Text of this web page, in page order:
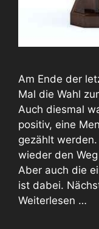
Am Ende der
Mal die Wahl
Auch diesmal
positiv, eine
gezählt
wieder den
Aber auch die
ist dabei.
Weiterlesen …